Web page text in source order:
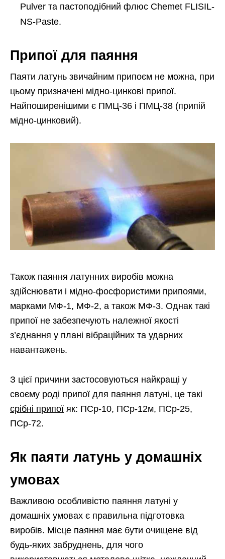
Pulver та пастоподібний флюс Chemet FLISIL-
NS-Paste.
Припої для паяння
Паяти латунь звичайним припоєм не можна, при
цьому призначені мідно-цинкові припої.
Найпоширенішими є ПМЦ-36 і ПМЦ-38 (припій
мідно-цинковий).
Також паяння латунних виробів можна
здійснювати і мідно-фосфористими припоями,
марками МФ-1, МФ-2, а також МФ-3. Однак такі
припої не забезпечують належної якості
з’єднання у плані вібраційних та ударних
навантажень.
З цієї причини застосовуються найкращі у
своєму роді припої для паяння латуні, це такі
срібні припої як: ПСр-10, ПСр-12м, ПСр-25,
ПСр-72.
Як паяти латунь у домашніх
умовах
Важливою особливістю паяння латуні у
домашніх умовах є правильна підготовка
виробів. Місце паяння має бути очищене від
будь-яких забруднень, для чого